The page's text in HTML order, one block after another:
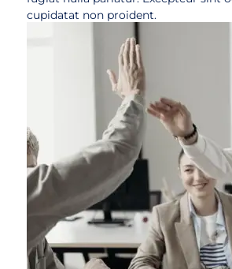
cupidatat non proident.